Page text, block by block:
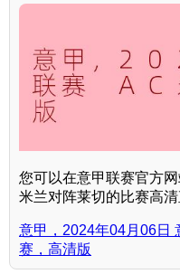
您可以在意甲联赛官方
米兰对阵莱切的比赛高清
意甲，2024年04月06日
赛，高清版